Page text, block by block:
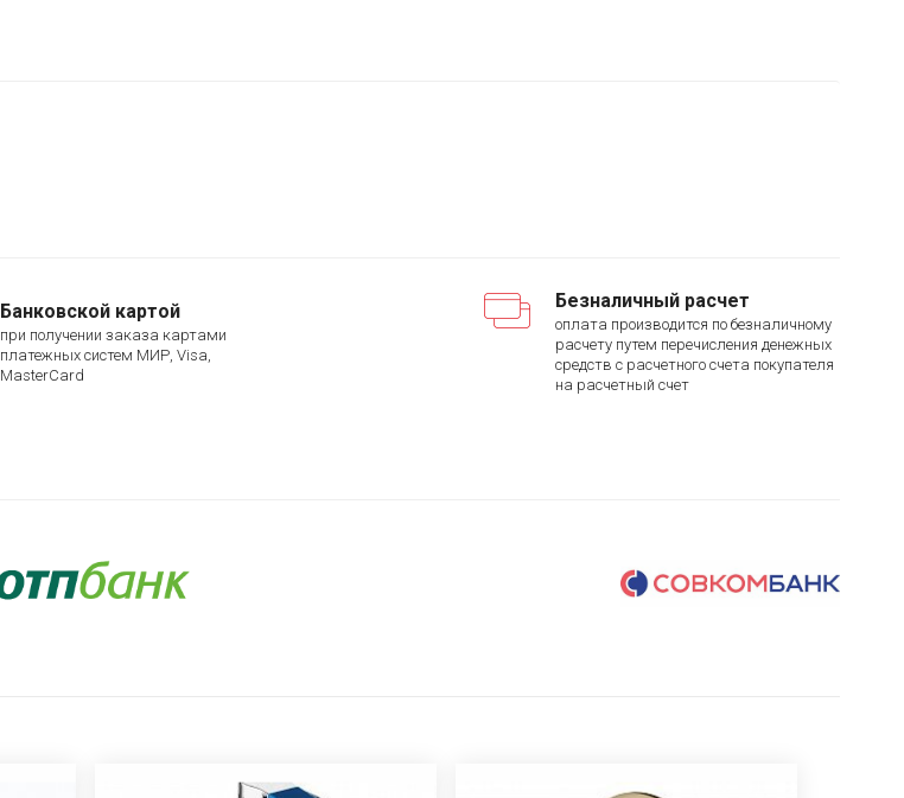
Банковской картой
при получении заказа картами
платежных систем МИР, Visa,
MasterCard
Безналичный расчет
оплата производится по безналичному
расчету путем перечисления денежных
средств с расчетного счета покупателя
на расчетный счет